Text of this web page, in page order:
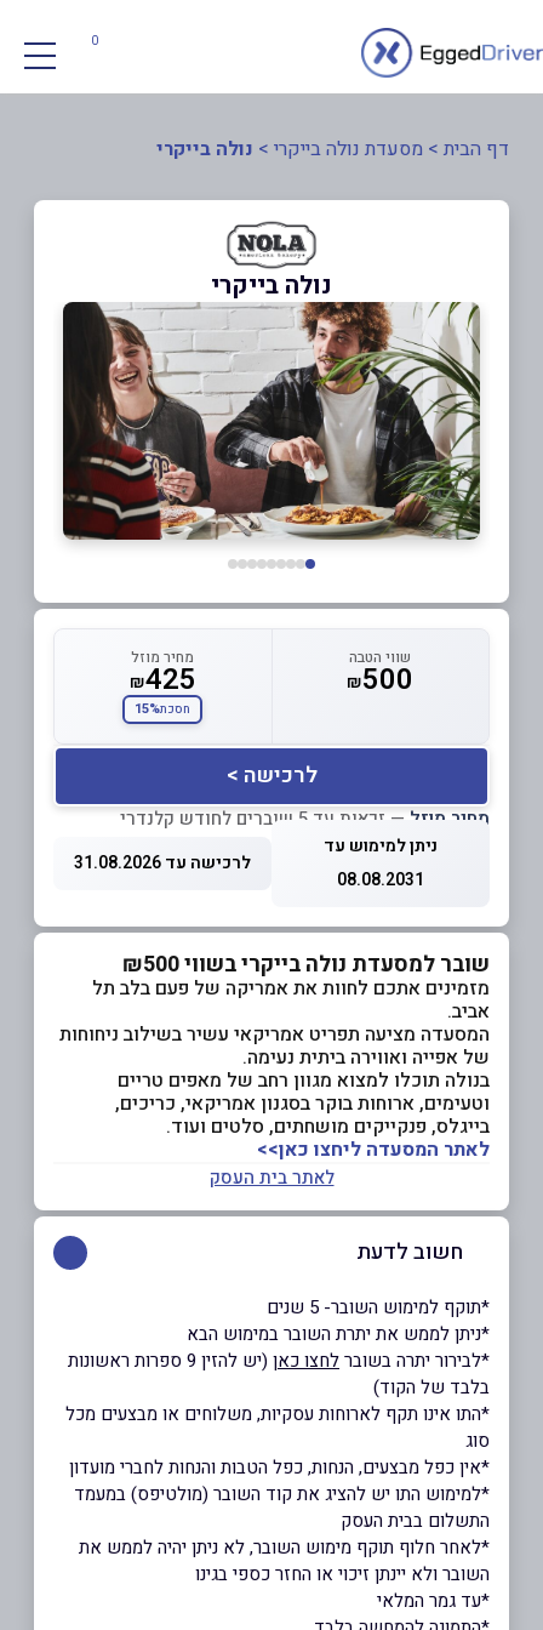
0
דף הבית > מסעדת נולה בייקרי > נולה בייקרי
נולה בייקרי
שווי הטבה
₪500
מחיר מוזל
₪425
חסכת15%
לרכישה >
מחיר מוזל — זכאות עד 5 שוברים לחודש קלנדרי
ניתן למימוש עד
08.08.2031
לרכישה עד 31.08.2026
שובר למסעדת נולה בייקרי בשווי ₪500
מזמינים אתכם לחוות את אמריקה של פעם בלב תל
אביב.
המסעדה מציעה תפריט אמריקאי עשיר בשילוב ניחוחות
של אפייה ואווירה ביתית נעימה.
בנולה תוכלו למצוא מגוון רחב של מאפים טריים
וטעימים, ארוחות בוקר בסגנון אמריקאי, כריכים,
בייגלס, פנקייקים מושחתים, סלטים ועוד.
לאתר המסעדה ליחצו כאן>>
לאתר בית העסק
חשוב לדעת
*תוקף למימוש השובר- 5 שנים
*ניתן לממש את יתרת השובר במימוש הבא
*לבירור יתרה בשוברלחצו כאן
(יש להזין 9 ספרות ראשונות
בלבד של הקוד)
*התו אינו תקף לארוחות עסקיות, משלוחים או מבצעים מכל
סוג
*אין כפל מבצעים, הנחות, כפל הטבות והנחות לחברי מועדון
*למימוש התו יש להציג את קוד השובר (מולטיפס) במעמד
התשלום בבית העסק
*לאחר חלוף תוקף מימוש השובר, לא ניתן יהיה לממש את
השובר ולא יינתן זיכוי או החזר כספי בגינו
*עד גמר המלאי